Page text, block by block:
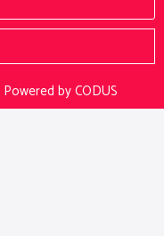
Powered by CODUS